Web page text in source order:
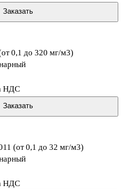
Заказать
0,1 до 320 мг/м3)
НДС
Заказать
(от 0,1 до 32 мг/м3)
НДС